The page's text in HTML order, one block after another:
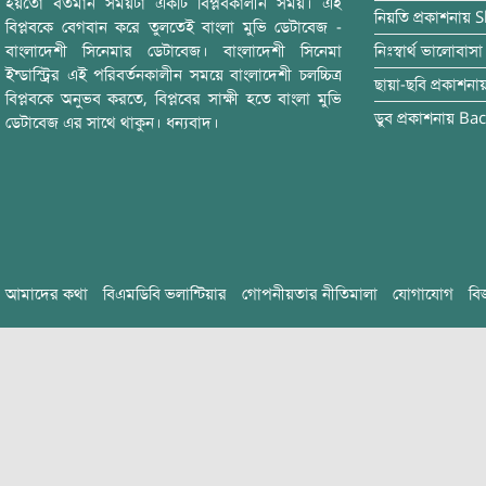
বিপ্লবকে বেগবান করে তুলতেই বাংলা মুভি ডেটাবেজ -
বাংলাদেশী সিনেমার ডেটাবেজ। বাংলাদেশী সিনেমা
ইন্ডাস্ট্রির এই পরিবর্তনকালীন সময়ে বাংলাদেশী চলচ্চিত্র
বিপ্লবকে অনুভব করতে, বিপ্লবের সাক্ষী হতে বাংলা মুভি
ডেটাবেজ এর সাথে থাকুন। ধন্যবাদ।
নিয়তি প্রকাশনায়
নিঃস্বার্থ ভালোবাসা
ছায়া-ছবি
ডুব প্রকাশনায়
আমাদের কথা বিএমডিবি ভলান্টিয়ার গোপনীয়তার নীতিমালা যোগাযোগ